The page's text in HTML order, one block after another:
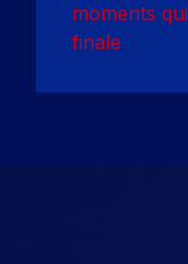
moments
finale